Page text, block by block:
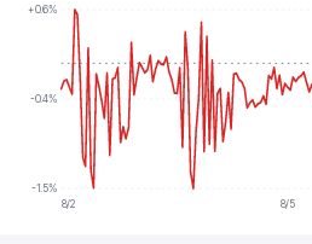
+0.6%
-0.4%
-1.5%
8/2
8/5